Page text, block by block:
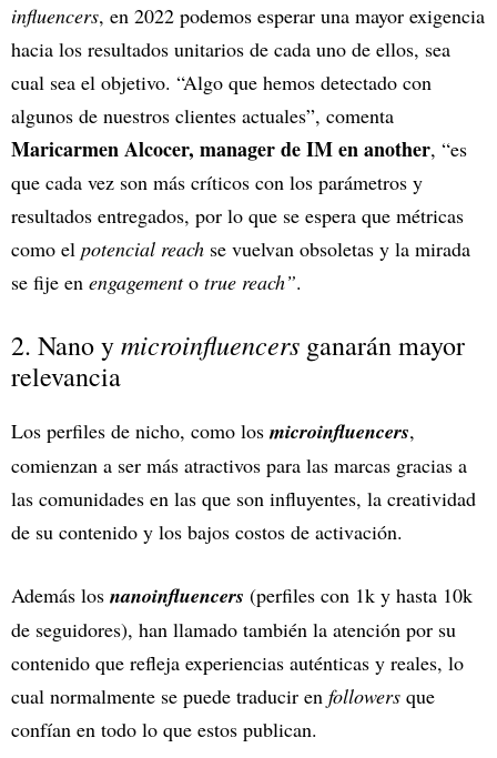
influencers, en 2022 podemos esperar una mayor exigencia
hacia los resultados unitarios de cada uno de ellos, sea
cual sea el objetivo. “Algo que hemos detectado con
algunos de nuestros clientes actuales”, comenta
Maricarmen Alcocer, manager de IM en another, “es
que cada vez son más críticos con los parámetros y
resultados entregados, por lo que se espera que métricas
como el potencial reach se vuelvan obsoletas y la mirada
se fije en engagemento true reach”.
2. Nano ymicroinfluencers ganarán mayor
relevancia
Los perfiles de nicho, como los microinfluencers,
comienzan a ser más atractivos para las marcas gracias a
las comunidades en las que son influyentes, la creatividad
de su contenido y los bajos costos de activación.
Además los nanoinfluencers (perfiles con 1k y hasta 10k
de seguidores), han llamado también la atención por su
contenido que refleja experiencias auténticas y reales, lo
cual normalmente se puede traducir en followers que
confían en todo lo que estos publican.